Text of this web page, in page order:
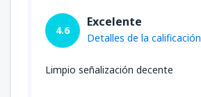
4.6
Excelente
Detalles de la calificación
Limpio señalización decente